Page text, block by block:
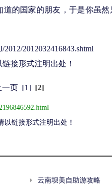
的国家的朋友，于是你虽
2012032416843.shtml
接形式注明出处！
一页 [1] [2]
以链接形式注明出处！
云南坝美自助游攻略